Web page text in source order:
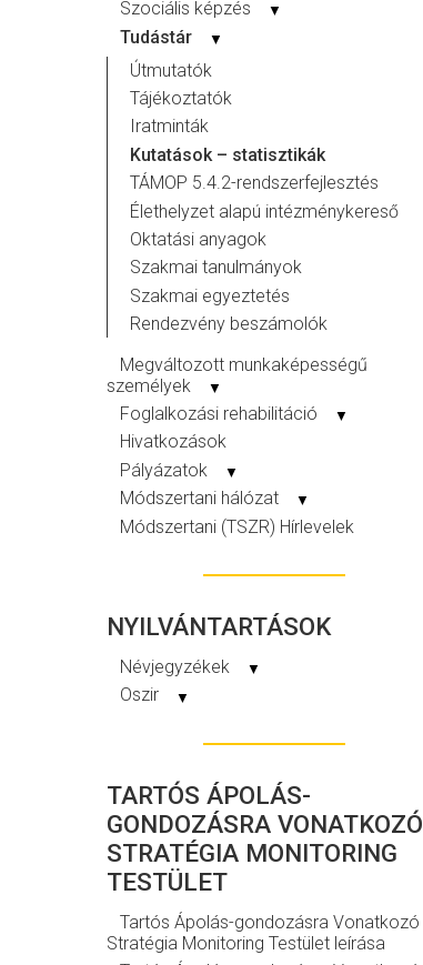
Szociális képzés ▼
Tudástár ▼
Útmutatók
Tájékoztatók
Iratminták
Kutatások – statisztikák
TÁMOP 5.4.2-rendszerfejlesztés
Élethelyzet alapú intézménykereső
Oktatási anyagok
Szakmai tanulmányok
Szakmai egyeztetés
Rendezvény beszámolók
Megváltozott munkaképességű
személyek
▼
Foglalkozási rehabilitáció ▼
Hivatkozások
Pályázatok
▼
Módszertani hálózat ▼
Módszertani (TSZR) Hírlevelek
NYILVÁNTARTÁSOK
Névjegyzékek ▼
Oszir ▼
TARTÓS ÁPOLÁS-
GONDOZÁSRA VONATKOZÓ
STRATÉGIA MONITORING
TESTÜLET
Tartós Ápolás-gondozásra Vonatkozó
Stratégia Monitoring Testület leírása